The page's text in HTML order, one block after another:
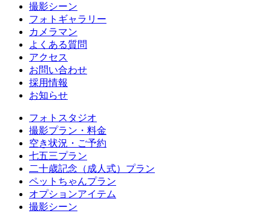
撮影シーン
フォトギャラリー
カメラマン
よくある質問
アクセス
お問い合わせ
採用情報
お知らせ
フォトスタジオ
撮影プラン・料金
空き状況・ご予約
七五三プラン
二十歳記念（成人式）プラン
ペットちゃんプラン
オプションアイテム
撮影シーン